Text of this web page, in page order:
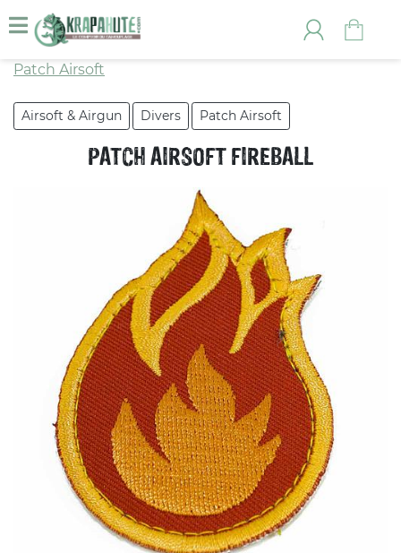
Airsoft & Airgun Divers Patch Airsoft
PATCH AIRSOFT FIREBALL
Patch Airsoft